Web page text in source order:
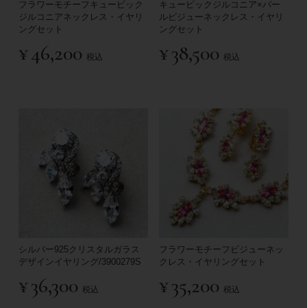
フラワーモチーフキュービック
ジルコニアネックレス・イヤリ
ングセット
¥46,200 税込
キュービックジルコニア×パー
ルビジューネックレス・イヤリ
ングセット
¥38,500 税込
シルバー925クリスタルガラス
デザインイヤリング/3900279S
¥36,300 税込
フラワーモチーフビジューネッ
クレス・イヤリングセット
¥35,200 税込